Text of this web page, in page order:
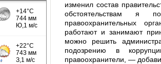
изменил состав
обстоятельствам я
правоохранительных
работают и занимают
можно решить
подозрению в
правоохранители, —